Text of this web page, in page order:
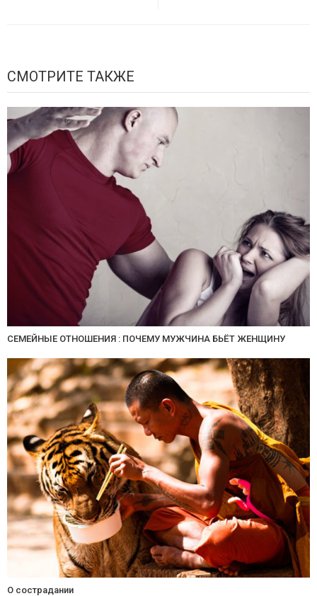
СМОТРИТЕ ТАКЖЕ
СЕМЕЙНЫЕ ОТНОШЕНИЯ : ПОЧЕМУ МУЖЧИНА БЬЁТ ЖЕНЩИНУ
О сострадании